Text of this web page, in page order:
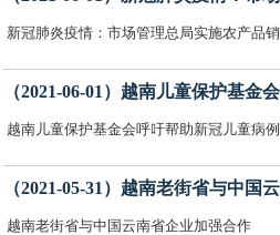
新冠肺炎疫情：市场管理总局实施农产品
（2021-06-01）越南儿童保护基
越南儿童保护基金会呼吁帮助新冠儿童病
（2021-05-31）越南老街省与中国
越南老街省与中国云南省企业加强合作